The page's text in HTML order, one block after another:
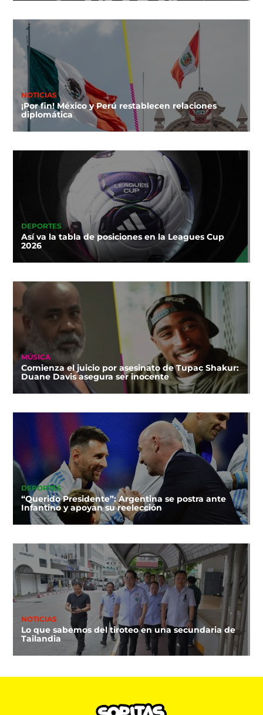
NOTICIAS
¡Por fin! México y Perú restablecen relaciones
diplomática
DEPORTES
Así va la tabla de posiciones en la Leagues Cup
2026
MÚSICA
Comienza el juicio por asesinato de Tupac Shakur:
Duane Davis asegura ser inocente
DEPORTES
“Querido Presidente”: Argentina se postra ante
Infantino y apoyan su reelección
NOTICIAS
Lo que sabemos del tiroteo en una secundaria de
Tailandia